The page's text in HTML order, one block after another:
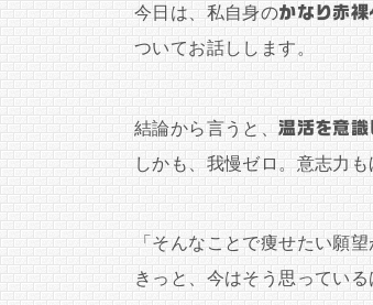
今日は、私自身のかなり赤
ついてお話しします。
結論から言うと、温活を意
しかも、我慢ゼロ。意志力も
「そんなことで痩せたい願
きっと、今はそう思っている